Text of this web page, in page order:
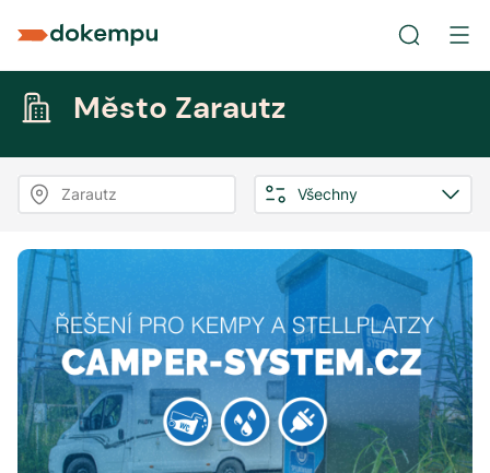
Město Zarautz
Zarautz Všechny